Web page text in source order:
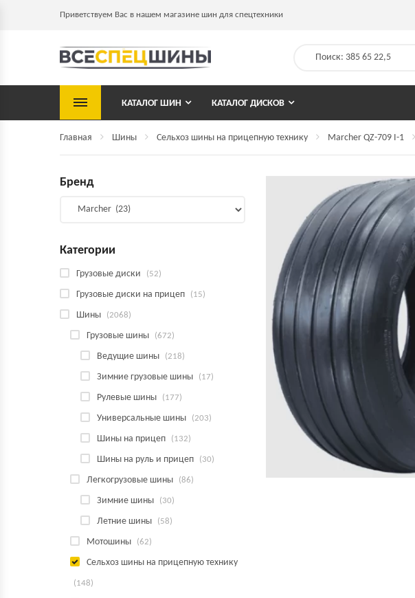
Приветствуем Вас в нашем магазине шин для спецтехники
КАТАЛОГ ШИН КАТАЛОГ ДИСКОВ
Главная Шины Сельхоз шины на прицепную технику Marcher QZ-709 I-1
Бренд
Категории
Грузовые диски (52)
Грузовые диски на прицеп (15)
Шины (2068)
Грузовые шины (672)
Ведущие шины (218)
Зимние грузовые шины (17)
Рулевые шины (177)
Универсальные шины (203)
Шины на прицеп (132)
Шины на руль и прицеп (30)
Легкогрузовые шины (86)
Зимние шины (30)
Летние шины (58)
Мотошины (62)
Сельхоз шины на прицепную технику
(148)